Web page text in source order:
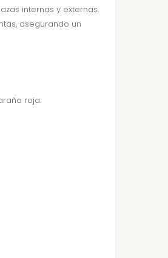
internas y externas.
asegurando un
roja.